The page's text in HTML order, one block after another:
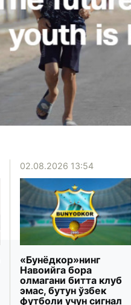
02.08.2026 13:54
«Бунёдкор»нинг
Навоийга бора
олмагани битта клуб
эмас, бутун ўзбек
футболи учун сигнал